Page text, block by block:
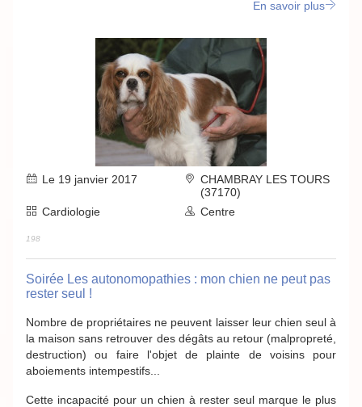
En savoir plus
Le 19 janvier 2017
CHAMBRAY LES TOURS
(37170)
Cardiologie
Centre
198
Soirée Les autonomopathies : mon chien ne peut pas
rester seul !
Nombre de propriétaires ne peuvent laisser leur chien seul à
la maison sans retrouver des dégâts au retour (malpropreté,
destruction) ou faire l'objet de plainte de voisins pour
aboiements intempestifs...
Cette incapacité pour un chien à rester seul marque le plus